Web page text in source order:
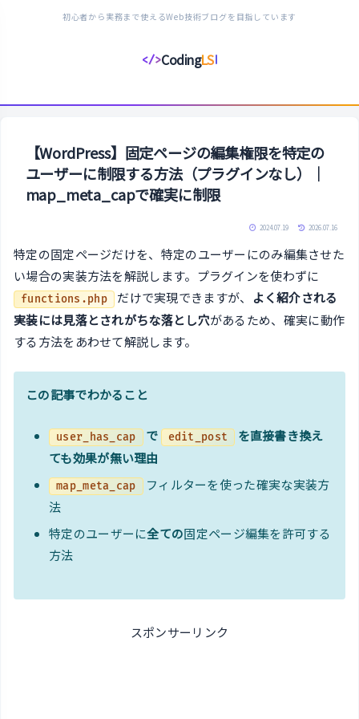
初心者から実務まで使えるWeb技術ブログを目指しています
</>CodingLS
コ
デ
ン
グ
ラ
ス
タ
【WordPress】固定ページの編集権限を特定の
ユーザーに制限する方法（プラグインなし）｜
map_meta_capで確実に制限
2024.07.19 2026.07.16
特定の固定ページだけを、特定のユーザーにのみ編集させた
い場合の実装方法を解説します。プラグインを使わずに
functions.php だけで実現できますが、
よく紹介される
実装には見落とされがちな落とし穴があるため、確実に動作
する方法をあわせて解説します。
この記事でわかること
user_has_cap で edit_post
を直接書き換え
ても効果が無い理由
map_meta_cap
フィルターを使った確実な実装方
法
特定のユーザーに全ての固定ページ編集を許可する
方法
スポンサーリンク